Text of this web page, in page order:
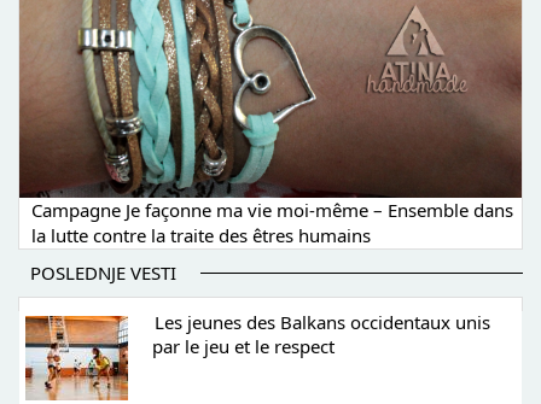
Campagne Je façonne ma vie moi-même – Ensemble dans
la lutte contre la traite des êtres humains
POSLEDNJE VESTI
Les jeunes des Balkans occidentaux unis
par le jeu et le respect